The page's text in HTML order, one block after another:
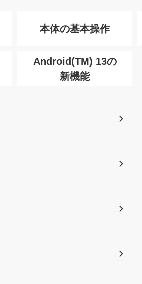
本体の基本操作
Android(TM) 13の
新機能